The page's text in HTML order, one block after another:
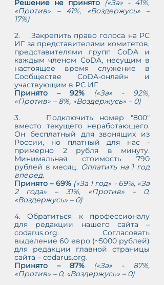
Решение не принято
(«За» - 41%,
«Против» – 41%, «Воздержусь» –
17%)
2.    Закрепить право голоса на РС
ИГ за представителями комитетов,
представителями групп CoDA и
каждым членом CoDA, несущим в
настоящее время служение в
Сообществе CoDA-онлайн и
участвующим в РС ИГ
Принято – 92%
(«За» - 92%,
«Против» – 8%, «Воздержусь» – 0)
3.    Подключить номер "800"
вместо текущего неработающего.
Он бесплатный для звонящих из
России, но платный для нас -
примерно 2 рубля в минуту.
Минимальная стоимость 790
рублей в месяц. Оплатить на 1 год
вперед.
Принято – 69% («За 1 год» - 69%, «За
2 года» – 31%, «Против» – 0,
«Воздержусь» – 0)
4. Обратиться к профессионалу
для редакции нашего сайта –
codarus.org. Согласовать
выделение 60 евро (~5000 рублей)
для редакции главной страницы
сайта – codarus.org.
Принято – 87%
(«За» - 87%,
«Против» – 0, «Воздержусь» – 0)